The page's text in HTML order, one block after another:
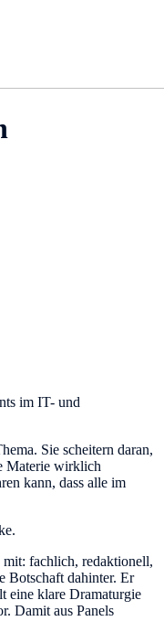
im IT- und
Sie scheitern daran,
Materie wirklich
kann, dass alle im
fachlich, redaktionell,
Botschaft dahinter. Er
eine klare Dramaturgie
Damit aus Panels